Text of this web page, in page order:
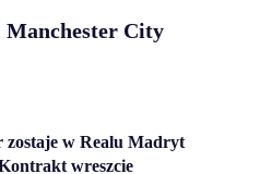
Manchester City
zostaje w Realu Madryt
wreszcie